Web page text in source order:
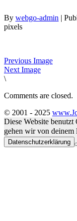
By webgo-admin |
pixels
Previous Image
Next Image
\
Comments are closed.
© 2001 - 2025
Diese Website
gehen wir von deinem
Datenschutzerklärung